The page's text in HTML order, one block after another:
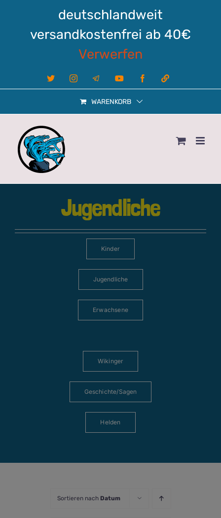
deutschlandweit
versandkostenfrei ab 40€
Verwerfen
X InstagramTelegram YouTube FacebookLinktree
WARENKORB
Jugendliche
Kinder
Jugendliche
Erwachsene
Wikinger
Geschichte/Sagen
Helden
Sortieren nach Datum